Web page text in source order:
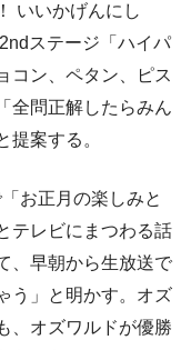
いいかげんにし
ステージ「ハイパ
コン、ペタン、ピス
全問正解したらみん
提案する。
お正月の楽しみと
テレビにまつわる話
、早朝から生放送で
う」と明かす。オズ
、オズワルドが優勝